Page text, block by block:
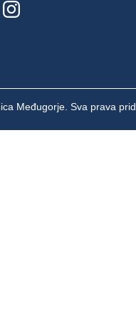
Međugorje. Sva prava